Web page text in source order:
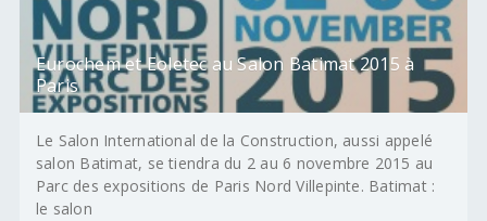
Eurochem et Eoletec au Salon Batimat 2015 à
Paris
Le Salon International de la Construction, aussi appelé
salon Batimat, se tiendra du 2 au 6 novembre 2015 au
Parc des expositions de Paris Nord Villepinte. Batimat :
le salon